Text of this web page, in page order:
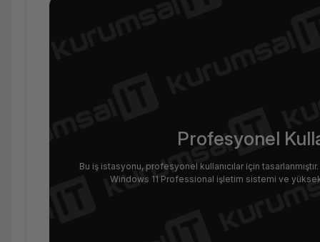
Profesyonel
Bu iş istasyonu, profesyonel kullanıcılar için
Windows 11 Professional işletim sistemi ve